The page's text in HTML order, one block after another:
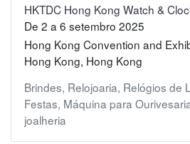
HKTDC Hong Kong Watch &
De 2 a 6 setembro 2025
Hong Kong Convention and
Hong Kong, Hong Kong
Brindes, Relojoaria, Relógios de
Festas, Máquina para
joalheria